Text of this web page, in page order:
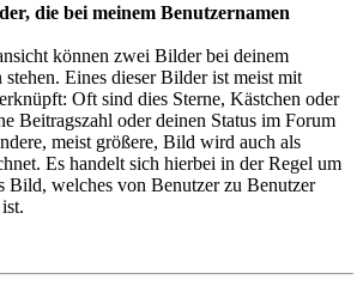
die bei meinem Benutzernamen
können zwei Bilder bei deinem
stehen. Eines dieser Bilder ist meist mit
Oft sind dies Sterne, Kästchen oder
Beitragszahl oder deinen Status im Forum
meist größere, Bild wird auch als
Es handelt sich hierbei in der Regel um
Bild, welches von Benutzer zu Benutzer